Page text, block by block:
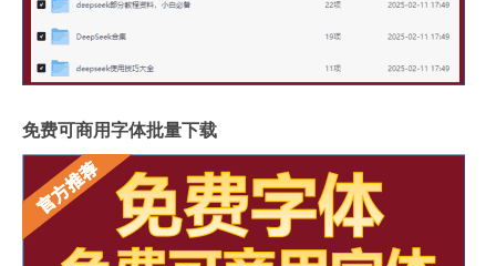
免费可商用字体批量下载